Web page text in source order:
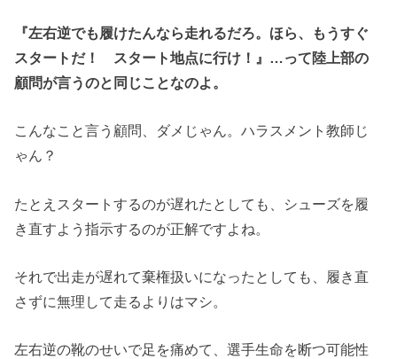
『左右逆でも履けたんなら走れるだろ。ほら、もうすぐ
スタートだ！ スタート地点に行け！』…って陸上部の
顧問が言うのと同じことなのよ。
こんなこと言う顧問、ダメじゃん。ハラスメント教師じ
ゃん？
たとえスタートするのが遅れたとしても、シューズを履
き直すよう指示するのが正解ですよね。
それで出走が遅れて棄権扱いになったとしても、履き直
さずに無理して走るよりはマシ。
左右逆の靴のせいで足を痛めて、選手生命を断つ可能性